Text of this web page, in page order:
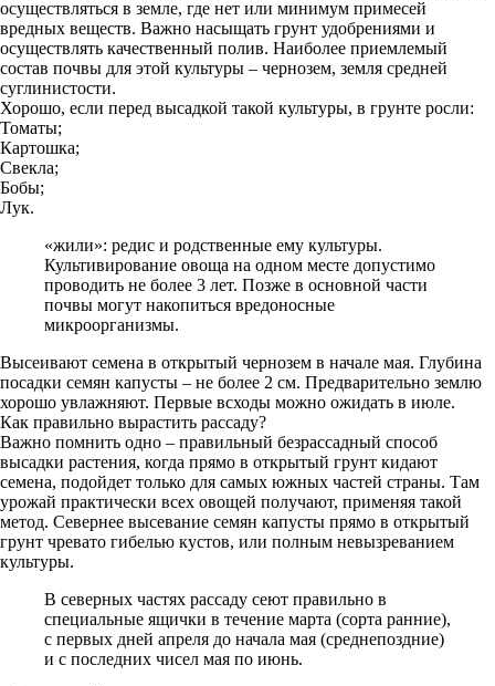
осуществляться в земле, где нет или минимум примесей
вредных веществ. Важно насыщать грунт удобрениями и
осуществлять качественный полив. Наиболее приемлемый
состав почвы для этой культуры – чернозем, земля средней
суглинистости.
Хорошо, если перед высадкой такой культуры, в грунте росли:
Томаты;
Картошка;
Свекла;
Бобы;
Лук.
«жили»: редис и родственные ему культуры.
Культивирование овоща на одном месте допустимо
проводить не более 3 лет. Позже в основной части
почвы могут накопиться вредоносные
микроорганизмы.
Высеивают семена в открытый чернозем в начале мая. Глубина
посадки семян капусты – не более 2 см. Предварительно землю
хорошо увлажняют. Первые всходы можно ожидать в июле.
Как правильно вырастить рассаду?
Важно помнить одно – правильный безрассадный способ
высадки растения, когда прямо в открытый грунт кидают
семена, подойдет только для самых южных частей страны. Там
урожай практически всех овощей получают, применяя такой
метод. Севернее высевание семян капусты прямо в открытый
грунт чревато гибелью кустов, или полным невызреванием
культуры.
В северных частях рассаду сеют правильно в
специальные ящички в течение марта (сорта ранние),
с первых дней апреля до начала мая (среднепоздние)
и с последних чисел мая по июнь.